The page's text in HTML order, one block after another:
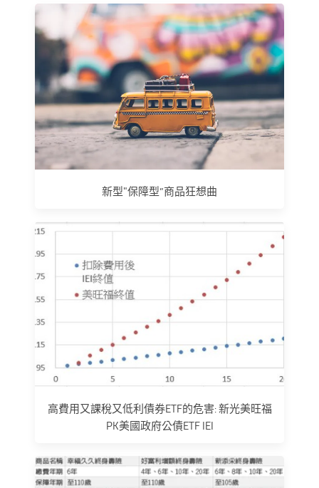
新型"保障型”商品狂想曲
高費用又課稅又低利債券ETF的危害: 新光美旺福
PK美國政府公債ETF IEI